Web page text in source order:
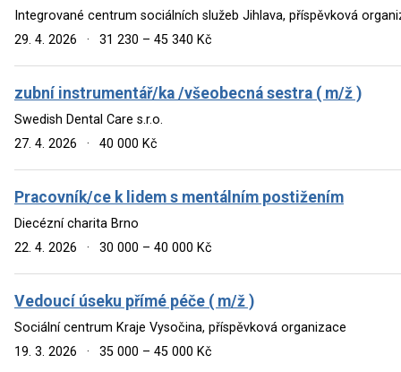
Integrované centrum sociálních služeb Jihlava, příspěvková
29. 4. 2026
· 31 230 – 45 340 Kč
zubní instrumentář/ka /všeobecná sestra ( m/ž )
Swedish Dental Care s.r.o.
27. 4. 2026
· 40 000 Kč
Pracovník/ce k lidem s mentálním postižením
Diecézní charita Brno
22. 4. 2026
· 30 000 – 40 000 Kč
Vedoucí úseku přímé péče ( m/ž )
Sociální centrum Kraje Vysočina, příspěvková organizace
19. 3. 2026
· 35 000 – 45 000 Kč